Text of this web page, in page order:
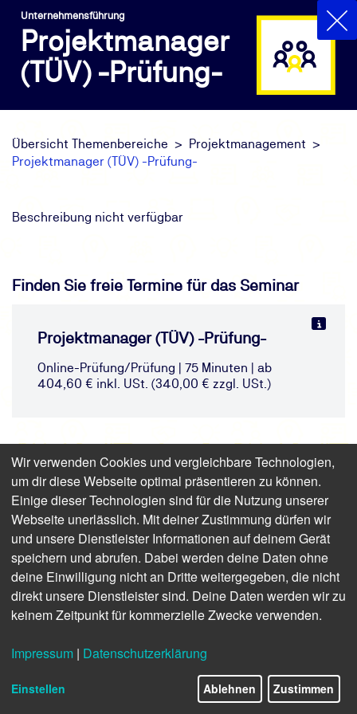
Unternehmensführung
Projektmanager
(TÜV) -Prüfung-
Übersicht Themenbereiche
Projektmanagement
Projektmanager (TÜV) -Prüfung-
Beschreibung nicht verfügbar
Finden Sie freie Termine für das Seminar
Projektmanager (TÜV) -Prüfung-
Online-Prüfung/Prüfung | 75 Minuten | ab
404,60 € inkl. USt. (340,00 € zzgl. USt.)
Wir verwenden Cookies und vergleichbare Technologien,
um dir diese Webseite optimal präsentieren zu können.
Einige dieser Technologien sind für die Nutzung unserer
Webseite unerlässlich. Mit deiner Zustimmung dürfen wir
und unsere Dienstleister Informationen auf deinem Gerät
speichern und abrufen. Dabei werden deine Daten ohne
deine Einwilligung nicht an Dritte weitergegeben, die nicht
direkt unsere Dienstleister sind. Deine Daten werden wir zu
keinem Zeitpunkt für kommerzielle Zwecke verwenden.
Impressum | Datenschutzerklärung
Einstellen Ablehnen Zustimmen